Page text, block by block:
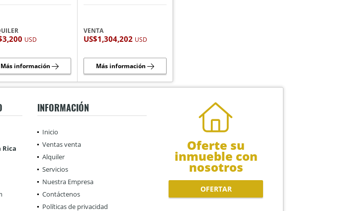
USD
Más información
VENTA
US$1,304,202 USD
Más información
Rica
INFORMACIÓN
Inicio
Ventas venta
Alquiler
Servicios
Nuestra Empresa
Contáctenos
Políticas de privacidad
Oferte su
inmueble con
nosotros
OFERTAR